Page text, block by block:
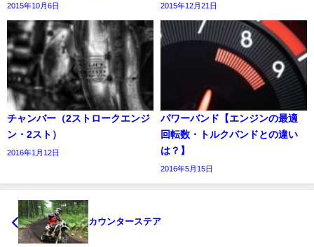
2015年10月6日 2015年12月21日
チャンバー（2ストロークエンジ
ン・2スト）
2016年1月12日
パワーバンド【エンジンの最適
回転数・トルクバンドとの違い
は？】
2016年5月15日
カウンターステア